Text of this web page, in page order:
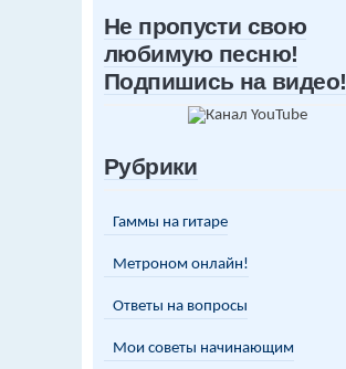
Не пропусти свою
любимую песню!
Подпишись на видео!
Рубрики
Гаммы на гитаре
Метроном онлайн!
Ответы на вопросы
Мои советы начинающим